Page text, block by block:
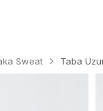
Sweat Taba